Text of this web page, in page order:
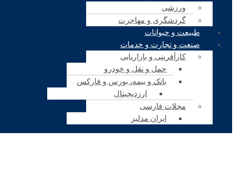
ورزشی
گردشگری و مهاجرت
طبیعت و حیوانات
صنعت و تجارت و خدمات
کارآفرینی و بازاریابی
حمل و نقل و خودرو
بانک و بیمه، بورس و فارکس
ارزدیجیتال
مجلات فارسی
ایران مدلبز